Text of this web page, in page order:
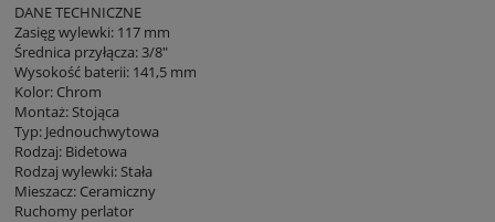
DANE TECHNICZNE
Zasięg wylewki: 117 mm
Średnica przyłącza: 3/8"
Wysokość baterii: 141,5 mm
Kolor: Chrom
Montaż: Stojąca
Typ: Jednouchwytowa
Rodzaj: Bidetowa
Rodzaj wylewki: Stała
Mieszacz: Ceramiczny
Ruchomy perlator